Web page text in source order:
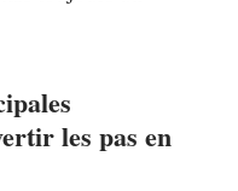
les pas en